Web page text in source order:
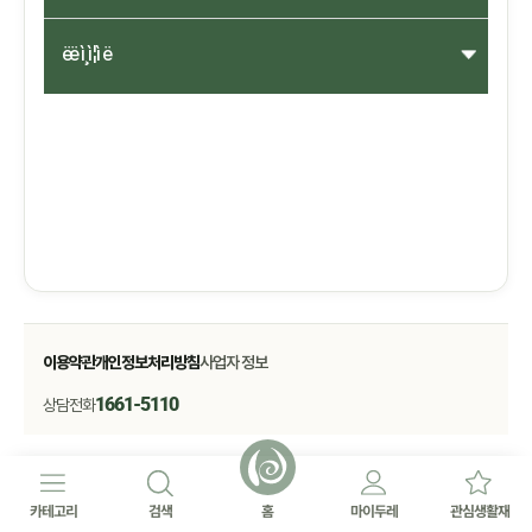
ëë ì¸ì¦ì ë
이용약관개인정보처리방침사업자 정보
상담전화1661-5110
카테고리 검색 홈 마이두레 관심생활재